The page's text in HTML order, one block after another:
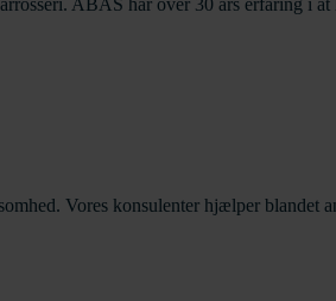
ABAS har over 30 års erfaring i at
Vores konsulenter hjælper blandet